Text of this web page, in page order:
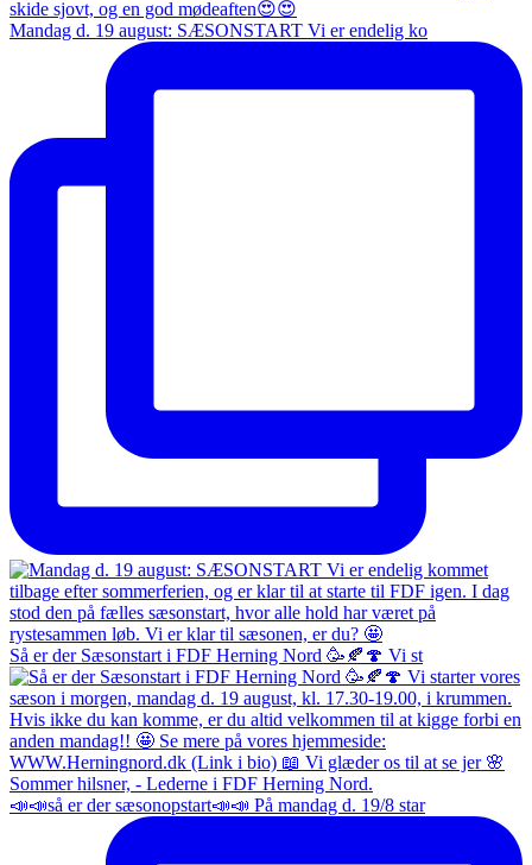
Mandag d. 19 august: SÆSONSTART Vi er endelig ko
Så er der Sæsonstart i FDF Herning Nord 🥳🍂🍄 Vi st
📣📣så er der sæsonopstart📣📣 På mandag d. 19/8 star